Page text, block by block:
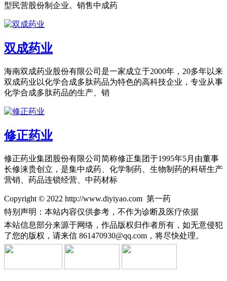
型民营股份制企业。销售中成药
双成药业
海南双成药业股份有限公司是一家成立于2000年，20多年以来
双成药业以化学合成多肽药品为特色的高科技企业，专业从事
化学合成多肽药品的生产、销
修正药业
修正药业集团股份有限公司简称修正集团于1995年5月由董事
长修涞贵创立，是集中成药、化学制药、生物制药的科研生产
营销、药品连锁经营、中药材标
Copyright © 2022 http://www.diyiyao.com 第一药
特别声明：本站内容仅供参考，不作为诊断及医疗依据
本站信息部分来源于网络，作品版权归作者所有，如无意侵犯
了您的版权，请来信 861470930@qq.com，将尽快处理。